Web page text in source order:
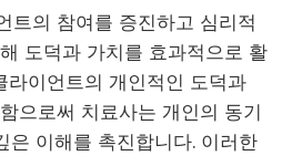
트의 참여를 증진하고 심리적
도덕과 가치를 효과적으로 활
라이언트의 개인적인 도덕과
으로써 치료사는 개인의 동기
은 이해를 촉진합니다. 이러한